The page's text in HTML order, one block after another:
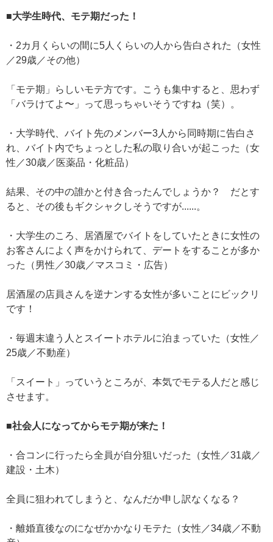
■大学生時代、モテ期だった！
・2カ月くらいの間に5人くらいの人から告白された（女性
／29歳／その他）
「モテ期」らしいモテ方です。こうも集中すると、思わず
「バラけてよ〜」って思っちゃいそうですね（笑）。
・大学時代、バイト先のメンバー3人から同時期に告白さ
れ、バイト内でちょっとした私の取り合いが起こった（女
性／30歳／医薬品・化粧品）
結果、その中の誰かと付き合ったんでしょうか？ だとす
ると、その後もギクシャクしそうですが......。
・大学生のころ、居酒屋でバイトをしていたときに女性の
お客さんによく声をかけられて、デートをすることが多か
った（男性／30歳／マスコミ・広告）
居酒屋の店員さんを逆ナンする女性が多いことにビックリ
です！
・毎週末違う人とスイートホテルに泊まっていた（女性／
25歳／不動産）
「スイート」っていうところが、本気でモテる人だと感じ
させます。
■社会人になってからモテ期が来た！
・合コンに行ったら全員が自分狙いだった（女性／31歳／
建設・土木）
全員に狙われてしまうと、なんだか申し訳なくなる？
・離婚直後なのになぜかかなりモテた（女性／34歳／不動